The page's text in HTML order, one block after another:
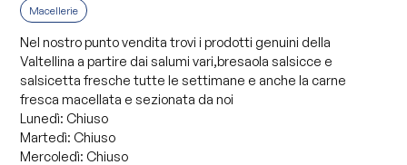
Macellerie
Nel nostro punto vendita trovi i prodotti genuini della
Valtellina a partire dai salumi vari,bresaola salsicce e
salsicetta fresche tutte le settimane e anche la carne
fresca macellata e sezionata da noi
Lunedì: Chiuso
Martedì: Chiuso
Mercoledì: Chiuso